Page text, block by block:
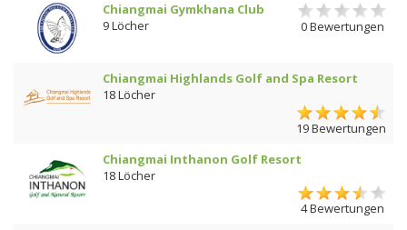
Chiangmai Gymkhana Club
9 Löcher
0 Bewertungen
Chiangmai Highlands Golf and Spa Resort
18 Löcher
19 Bewertungen
Chiangmai Inthanon Golf Resort
18 Löcher
4 Bewertungen